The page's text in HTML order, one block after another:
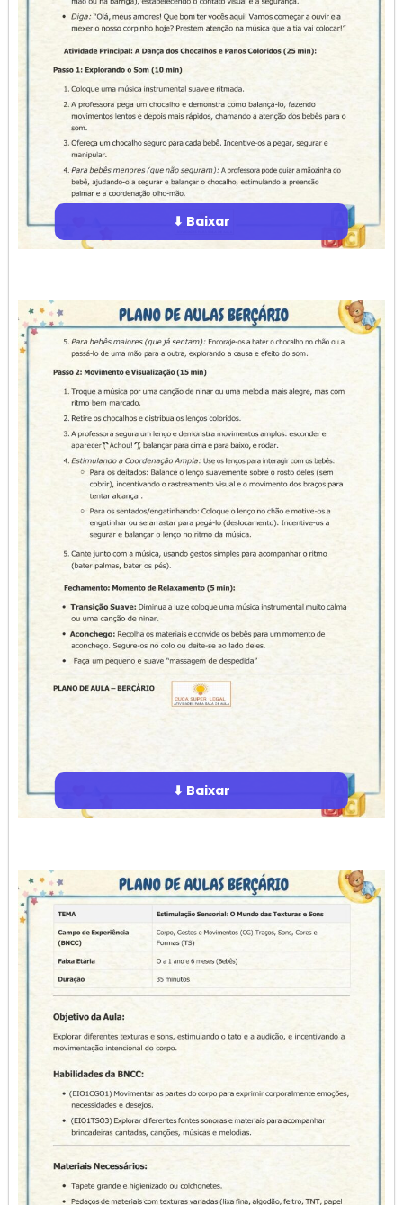
⬇ Baixar
⬇ Baixar